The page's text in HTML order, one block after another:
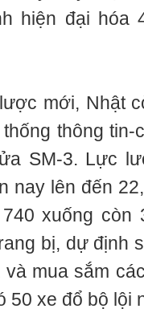
hiện đại hóa
mới, Nhật
thông tin-
SM-3. Lực
nay lên đến
xuống còn
bị, dự định
mua sắm
50 xe đổ bộ lội